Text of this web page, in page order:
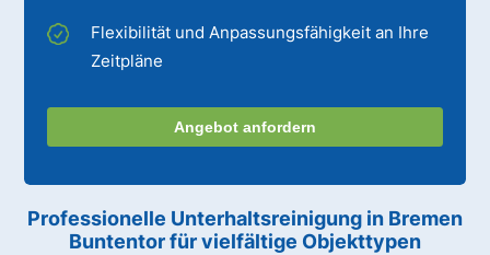
Flexibilität und Anpassungsfähigkeit an Ihre
Zeitpläne
Angebot anfordern
Professionelle Unterhaltsreinigung in Bremen
Buntentorfür vielfältige Objekttypen